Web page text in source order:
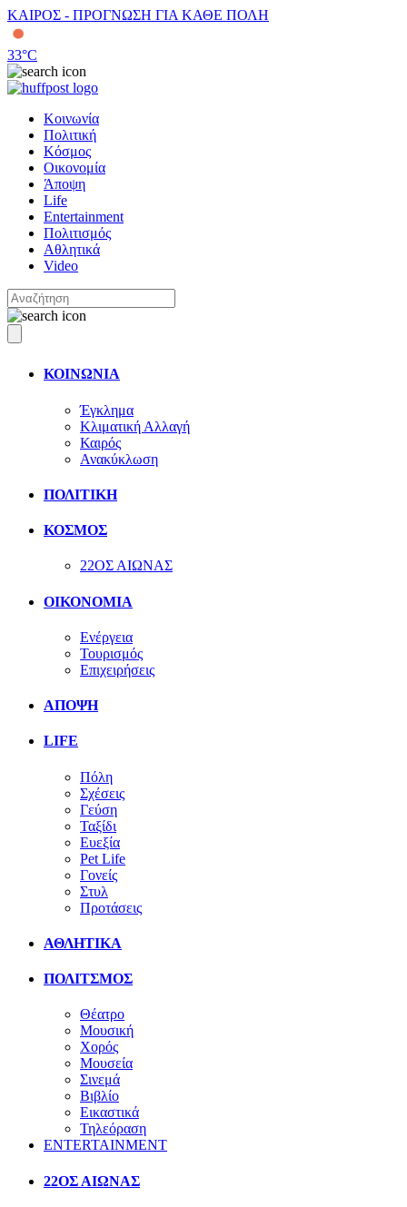
ΚΑΙΡΟΣ - ΠΡΟΓΝΩΣΗ ΓΙΑ ΚΑΘΕ ΠΟΛΗ
33°C
Κοινωνία
Πολιτική
Κόσμος
Οικονομία
Άποψη
Life
Entertainment
Πολιτισμός
Αθλητικά
Video
ΚΟΙΝΩΝΙΑ
Έγκλημα
Κλιματική Αλλαγή
Καιρός
Ανακύκλωση
ΠΟΛΙΤΙΚΗ
ΚΟΣΜΟΣ
22ΟΣ ΑΙΩΝΑΣ
ΟΙΚΟΝΟΜΙΑ
Ενέργεια
Τουρισμός
Επιχειρήσεις
ΑΠΟΨΗ
LIFE
Πόλη
Σχέσεις
Γεύση
Ταξίδι
Ευεξία
Pet Life
Γονείς
Στυλ
Προτάσεις
ΑΘΛΗΤΙΚΑ
ΠΟΛΙΤΣΜΟΣ
Θέατρο
Μουσική
Χορός
Μουσεία
Σινεμά
Βιβλίο
Εικαστικά
Τηλεόραση
ENTERTAINMENT
22ΟΣ ΑΙΩΝΑΣ